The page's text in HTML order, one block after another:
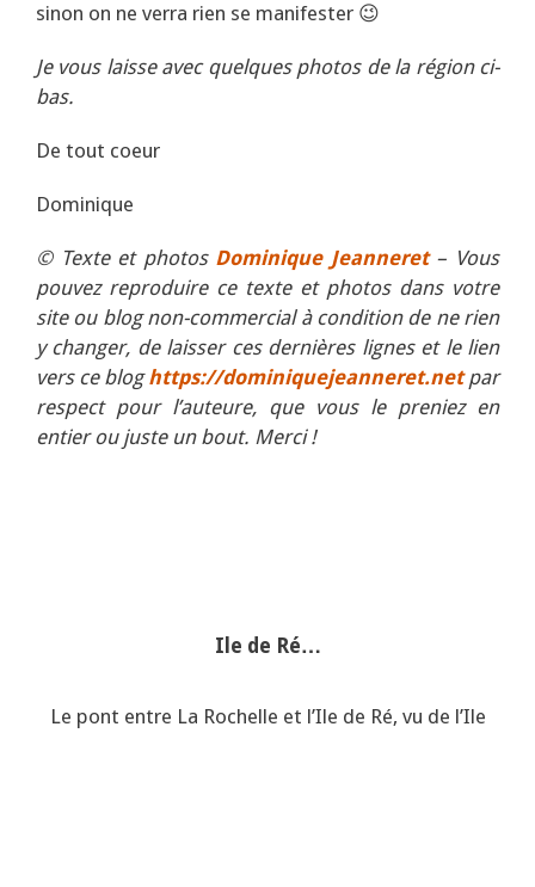
sinon on ne verra rien se manifester 😉
Je vous laisse avec quelques photos de la région ci-
bas.
De tout coeur
Dominique
© Texte et photos Dominique Jeanneret– Vous
pouvez reproduire ce texte et photos dans votre
site ou blog non-commercial à condition de ne rien
y changer, de laisser ces dernières lignes et le lien
vers ce bloghttps://dominiquejeanneret.netpar
respect pour l’auteure, que vous le preniez en
entier ou juste un bout. Merci !
Ile de Ré…
Le pont entre La Rochelle et l’Ile de Ré, vu de l’Ile